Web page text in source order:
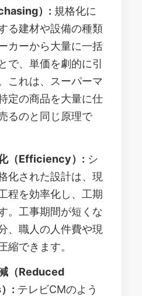
）: 規格化に
る建材や設備の種類
カーから大量に一括
で、単価を劇的に引
これは、スーパーマ
定の商品を大量に仕
るのと同じ原理で
（Efficiency）: シ
化された設計は、現
程を効率化し、工期
。工事期間が短くな
、職人の人件費や現
縮できます。
（Reduced
: テレビCMのよう